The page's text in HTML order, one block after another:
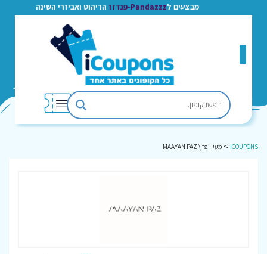
מבצעים לPandazzz-פנדזז הריהוט ואביזרי השינה
ICOUPONS
> מעיין פז \ MAAYAN PAZ